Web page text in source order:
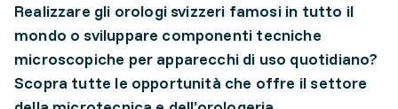
Realizzare gli orologi svizzeri famosi in tutto il
mondo o sviluppare componenti tecniche
microscopiche per apparecchi di uso quotidiano?
Scopra tutte le opportunità che offre il settore